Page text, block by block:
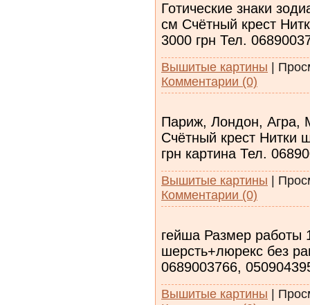
Готические знаки
см Счётный крест
3000 грн Тел.
Вышитые картины |
Комментарии (0)
Париж, Лондон, Агра,
Счётный крест Нитки
грн картина Тел.
Вышитые картины |
Комментарии (0)
гейша Размер работы
шерсть+люрекс без
0689003766,
Вышитые картины |